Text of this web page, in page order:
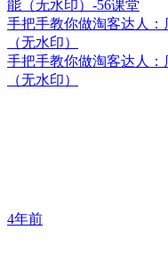
手把手教你做淘客达人：
（无水印）
手把手教你做淘客达人：
（无水印）
4年前